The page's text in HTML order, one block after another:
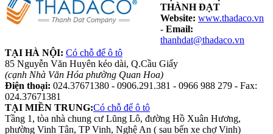
THÀNH ĐẠT
Website: www.thadaco.vn
- Email:
thanhdat@thadaco.vn
TẠI HÀ NỘI: Có chỗ để ô tô
85 Nguyễn Văn Huyên kéo dài, Q.Cầu Giấy
(cạnh Nhà Văn Hóa phường Quan Hoa)
Điện thoại: 024.37671380 - 0906.291.381 - 0966 988 279 - Fax:
024.37671381
TẠI MIỀN TRUNG:Có chỗ để ô tô
Tầng 1, tòa nhà chung cư Lũng Lô, đường Hồ Xuân Hương,
phường Vinh Tân, TP Vinh, Nghệ An ( sau bến xe chợ Vinh)